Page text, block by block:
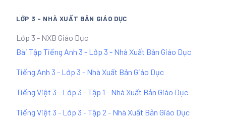
LỚP 3 - NHÀ XUẤT BẢN GIÁO DỤC
Lớp 3 - NXB Giáo Dục
Bài Tập Tiếng Anh 3 - Lớp 3 - Nhà Xuất Bản Giáo Dục
Tiếng Anh 3 - Lớp 3 - Nhà Xuất Bản Giáo Dục
Tiếng Việt 3 - Lớp 3 - Tập 1 - Nhà Xuất Bản Giáo Dục
Tiếng Việt 3 - Lớp 3 - Tập 2 - Nhà Xuất Bản Giáo Dục